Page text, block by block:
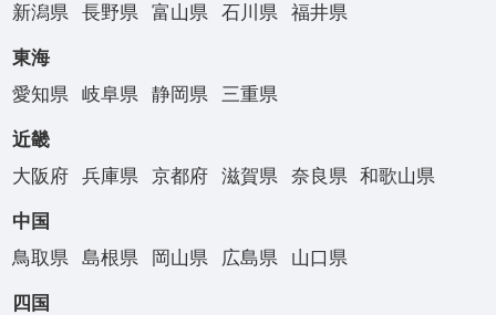
新潟県
長野県 富山県 石川県 福井県
東海
愛知県
岐阜県 静岡県 三重県
近畿
大阪府
兵庫県 京都府 滋賀県 奈良県 和歌山県
中国
鳥取県
島根県 岡山県 広島県 山口県
四国